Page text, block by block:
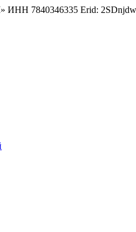
ИНН 7840346335 Erid: